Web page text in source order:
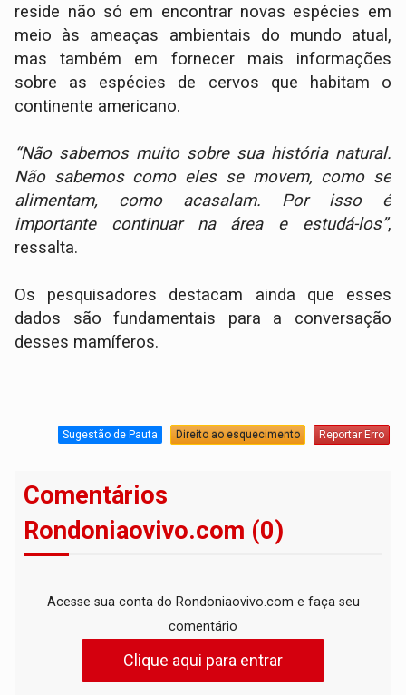
reside não só em encontrar novas espécies em
meio às ameaças ambientais do mundo atual,
mas também em fornecer mais informações
sobre as espécies de cervos que habitam o
continente americano.
“Não sabemos muito sobre sua história natural.
Não sabemos como eles se movem, como se
alimentam, como acasalam. Por isso é
importante continuar na área e estudá-los”,
ressalta.
Os pesquisadores destacam ainda que esses
dados são fundamentais para a conversação
desses mamíferos.
Sugestão de Pauta Direito ao esquecimento Reportar Erro
Comentários
Rondoniaovivo.com (0)
Acesse sua conta do Rondoniaovivo.com e faça seu
comentário
Clique aqui para entrar